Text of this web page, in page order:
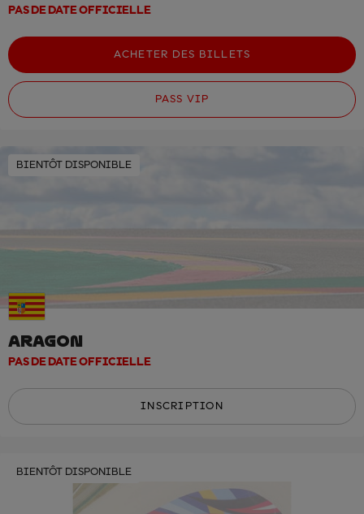
PAS DE DATE OFFICIELLE
ACHETER DES BILLETS
PASS VIP
BIENTÔT DISPONIBLE
ARAGON
PAS DE DATE OFFICIELLE
INSCRIPTION
BIENTÔT DISPONIBLE